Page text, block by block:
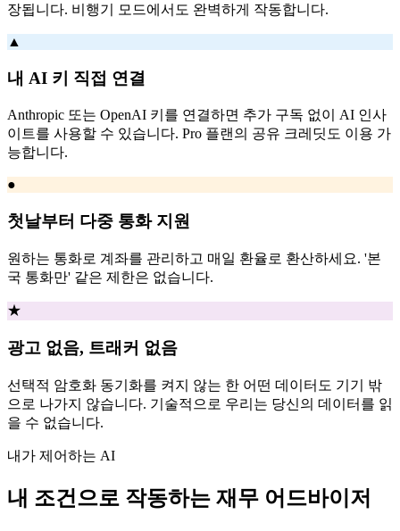
장됩니다. 비행기 모드에서도 완벽하게 작동합니다.
▲
내 AI 키 직접 연결
Anthropic 또는 OpenAI 키를 연결하면 추가 구독 없이 AI 인사
이트를 사용할 수 있습니다. Pro 플랜의 공유 크레딧도 이용 가
능합니다.
●
첫날부터 다중 통화 지원
원하는 통화로 계좌를 관리하고 매일 환율로 환산하세요. '본
국 통화만' 같은 제한은 없습니다.
★
광고 없음, 트래커 없음
선택적 암호화 동기화를 켜지 않는 한 어떤 데이터도 기기 밖
으로 나가지 않습니다. 기술적으로 우리는 당신의 데이터를 읽
을 수 없습니다.
내가 제어하는 AI
내 조건으로 작동하는 재무 어드바이저